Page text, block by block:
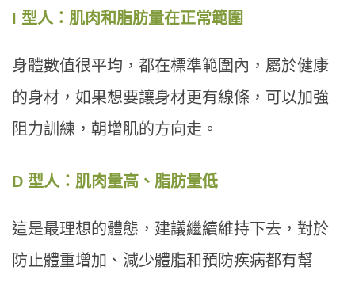
I 型人：肌肉和脂肪量在正常範圍
身體數值很平均，都在標準範圍內，屬於健康
的身材，如果想要讓身材更有線條，可以加強
阻力訓練，朝增肌的方向走。
D 型人：肌肉量高、脂肪量低
這是最理想的體態，建議繼續維持下去，對於
防止體重增加、減少體脂和預防疾病都有幫